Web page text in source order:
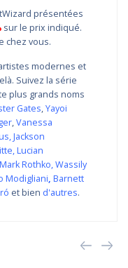
présentées
sur le prix indiqué.
chez vous.
modernes et
Suivez la série
plus grands noms
Gates,Yayoi
,Vanessa
,Jackson
,Lucian
Mark Rothko,Wassily
Modigliani, Barnett
et bien d'autres.